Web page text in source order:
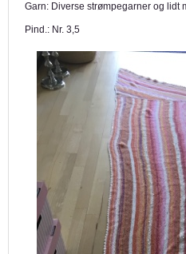
Garn: Diverse strømpegarner og lidt
Pind.: Nr. 3,5